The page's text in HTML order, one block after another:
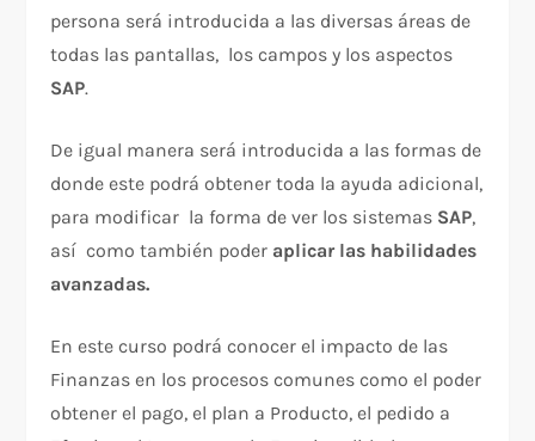
persona será introducida a las diversas áreas de
todas las pantallas, los campos y los aspectos
SAP.
De igual manera será introducida a las formas de
donde este podrá obtener toda la ayuda adicional,
para modificar la forma de ver los sistemas SAP,
así como también poder aplicar las habilidades
avanzadas.
En este curso podrá conocer el impacto de las
Finanzas en los procesos comunes como el poder
obtener el pago, el plan a Producto, el pedido a